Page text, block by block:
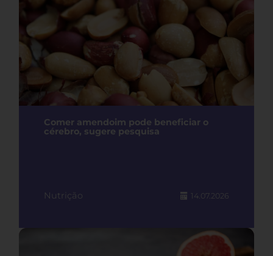
Comer amendoim pode beneficiar o
cérebro, sugere pesquisa
Nutrição 14.07.2026